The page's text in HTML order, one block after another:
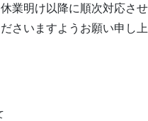
業明け以降に順次対応させ
さいますようお願い申し上